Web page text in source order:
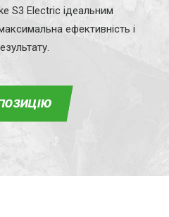
S3 Electric ідеальним
ефективність і